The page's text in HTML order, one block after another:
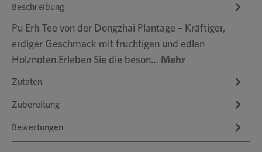
Beschreibung
Pu Erh Tee von der Dongzhai Plantage – Kräftiger,
erdiger Geschmack mit fruchtigen und edlen
Holznoten.Erleben Sie die beson… Mehr
Zutaten
Zubereitung
Bewertungen